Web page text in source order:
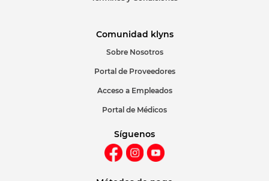
Comunidad klyns
Sobre Nosotros
Portal de Proveedores
Acceso a Empleados
Portal de Médicos
Síguenos